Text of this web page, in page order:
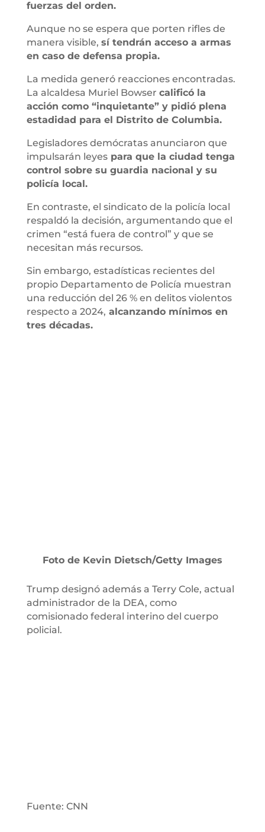
fuerzas del orden.
Aunque no se espera que porten rifles de
manera visible, sí tendrán acceso a armas
en caso de defensa propia.
La medida generó reacciones encontradas.
La alcaldesa Muriel Bowser calificó la
acción como “inquietante” y pidió plena
estadidad para el Distrito de Columbia.
Legisladores demócratas anunciaron que
impulsarán leyespara que la ciudad tenga
control sobre su guardia nacional y su
policía local.
En contraste, el sindicato de la policía local
respaldó la decisión, argumentando que el
crimen “está fuera de control” y que se
necesitan más recursos.
Sin embargo, estadísticas recientes del
propio Departamento de Policía muestran
una reducción del 26 % en delitos violentos
respecto a 2024, alcanzando mínimos en
tres décadas.
Foto de Kevin Dietsch/Getty Images
Trump designó además a Terry Cole, actual
administrador de la DEA, como
comisionado federal interino del cuerpo
policial.
Fuente: CNN